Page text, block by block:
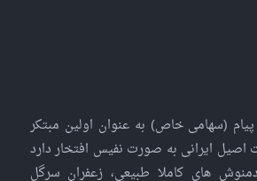
(سهامی خاص) به عنوان اولین مبتکر
اصیل ایرانی به صورت نفیس افتخار دارد
های کاملا طبیعی، زعفران سرگل